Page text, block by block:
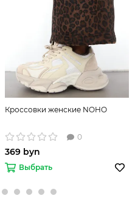
Кроссовки женские NOHO
0
369 byn
Выбрать